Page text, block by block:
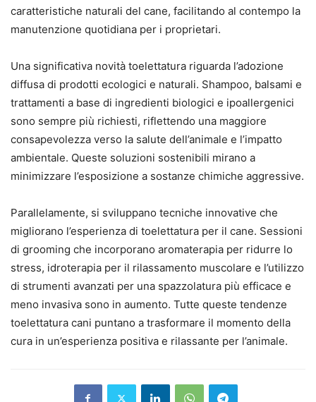
caratteristiche naturali del cane, facilitando al contempo la
manutenzione quotidiana per i proprietari.
Una significativa novità toelettatura riguarda l’adozione
diffusa di prodotti ecologici e naturali. Shampoo, balsami e
trattamenti a base di ingredienti biologici e ipoallergenici
sono sempre più richiesti, riflettendo una maggiore
consapevolezza verso la salute dell’animale e l’impatto
ambientale. Queste soluzioni sostenibili mirano a
minimizzare l’esposizione a sostanze chimiche aggressive.
Parallelamente, si sviluppano tecniche innovative che
migliorano l’esperienza di toelettatura per il cane. Sessioni
di grooming che incorporano aromaterapia per ridurre lo
stress, idroterapia per il rilassamento muscolare e l’utilizzo
di strumenti avanzati per una spazzolatura più efficace e
meno invasiva sono in aumento. Tutte queste tendenze
toelettatura cani puntano a trasformare il momento della
cura in un’esperienza positiva e rilassante per l’animale.